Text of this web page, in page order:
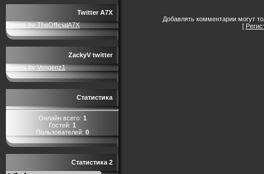
Twitter A7X
Tweets by TheOfficialA7X
ZackyV twitter
Tweets by Vengenz1
Статистика
Онлайн всего: 1
Гостей: 1
Пользователей: 0
Статистика 2
Добавлять комментарии могут
[